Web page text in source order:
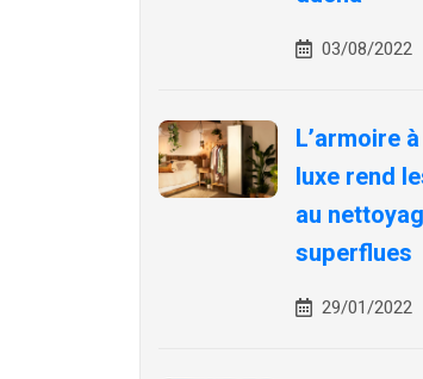
03/08/2022
L’armoire
luxe rend
au
superflues
29/01/2022